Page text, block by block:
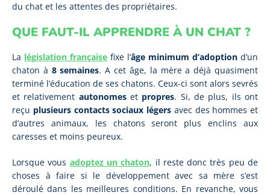
du chat et les attentes des propriétaires.
QUE FAUT-IL APPRENDRE À UN CHAT ?
La législation française fixe l’âge minimum d’adoption d’un
chaton à 8 semaines. A cet âge, la mère a déjà quasiment
terminé l’éducation de ses chatons. Ceux-ci sont alors sevrés
et relativement autonomeset propres. Si, de plus, ils ont
reçu plusieurs contacts sociaux légers avec des hommes et
d’autres animaux, les chatons seront plus enclins aux
caresses et moins peureux.
Lorsque vous adoptez un chaton, il reste donc très peu de
choses à faire si le développement avec sa mère s’est
déroulé dans les meilleures conditions. En revanche, vous